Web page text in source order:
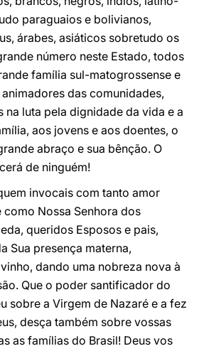
paraguaios e bolivianos,
árabes, asiáticos sobretudo os
número neste Estado, todos
família sul-matogrossense e
das comunidades,
na luta pela dignidade da vida e a
aos jovens e aos doentes, o
abraço e sua bênção. O
de ninguém!
invocais com tanto amor
Nossa Senhora dos
queridos Esposos e pais,
Sua presença materna,
dando uma nobreza nova à
Que o poder santificador do
sobre a Virgem de Nazaré e a fez
desça também sobre vossas
as famílias do Brasil! Deus vos